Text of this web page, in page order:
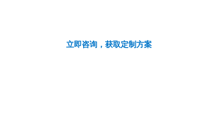
立即咨询，获取定制方案